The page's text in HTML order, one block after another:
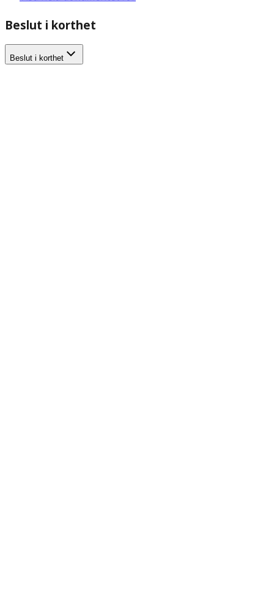
Beslut i korthet
Beslut i korthet